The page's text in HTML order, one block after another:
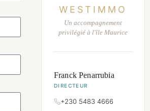
WESTIMMO
Un accompagnement
privilégié à l'île Maurice
Franck Penarrubia
DIRECTEUR
+230 5483 4666